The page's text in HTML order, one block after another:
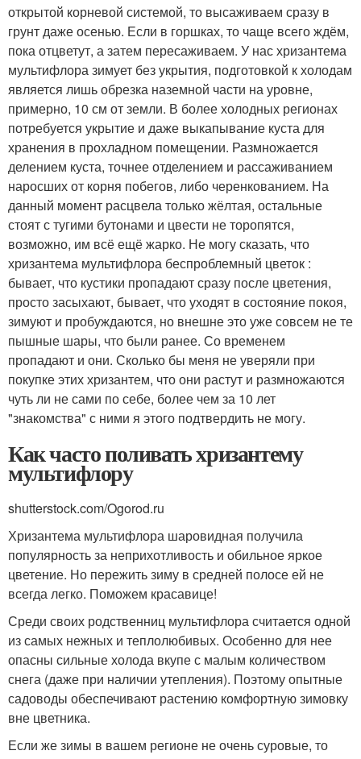
открытой корневой системой, то высаживаем сразу в
грунт даже осенью. Если в горшках, то чаще всего ждём,
пока отцветут, а затем пересаживаем. У нас хризантема
мультифлора зимует без укрытия, подготовкой к холодам
является лишь обрезка наземной части на уровне,
примерно, 10 см от земли. В более холодных регионах
потребуется укрытие и даже выкапывание куста для
хранения в прохладном помещении. Размножается
делением куста, точнее отделением и рассаживанием
наросших от корня побегов, либо черенкованием. На
данный момент расцвела только жёлтая, остальные
стоят с тугими бутонами и цвести не торопятся,
возможно, им всё ещё жарко. Не могу сказать, что
хризантема мультифлора беспроблемный цветок :
бывает, что кустики пропадают сразу после цветения,
просто засыхают, бывает, что уходят в состояние покоя,
зимуют и пробуждаются, но внешне это уже совсем не те
пышные шары, что были ранее. Со временем
пропадают и они. Сколько бы меня не уверяли при
покупке этих хризантем, что они растут и размножаются
чуть ли не сами по себе, более чем за 10 лет
"знакомства" с ними я этого подтвердить не могу.
Как часто поливать хризантему
мультифлору
shutterstock.com/Ogorod.ru
Хризантема мультифлора шаровидная получила
популярность за неприхотливость и обильное яркое
цветение. Но пережить зиму в средней полосе ей не
всегда легко. Поможем красавице!
Среди своих родственниц мультифлора считается одной
из самых нежных и теплолюбивых. Особенно для нее
опасны сильные холода вкупе с малым количеством
снега (даже при наличии утепления). Поэтому опытные
садоводы обеспечивают растению комфортную зимовку
вне цветника.
Если же зимы в вашем регионе не очень суровые, то